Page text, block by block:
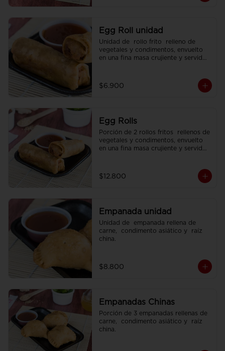
Egg Roll unidad
Unidad de  rollo frito  relleno de
vegetales y condimentos, envuelto
en una fina masa crujiente y servido
$6.900
Egg Rolls
Porción de 2 rollos fritos  rellenos de
vegetales y condimentos, envuelto
en una fina masa crujiente y servidos
$12.800
Empanada unidad
Unidad de  empanada rellena de
carne,  condimento asiático y  raíz
china.
$8.800
Empanadas Chinas
Porción de 3 empanadas rellenas de
carne,  condimento asiático y  raíz
china.